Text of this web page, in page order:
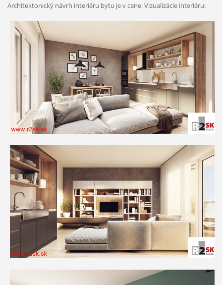
Architektonický návrh interiéru bytu je v cene.Vizualizácie interiéru: